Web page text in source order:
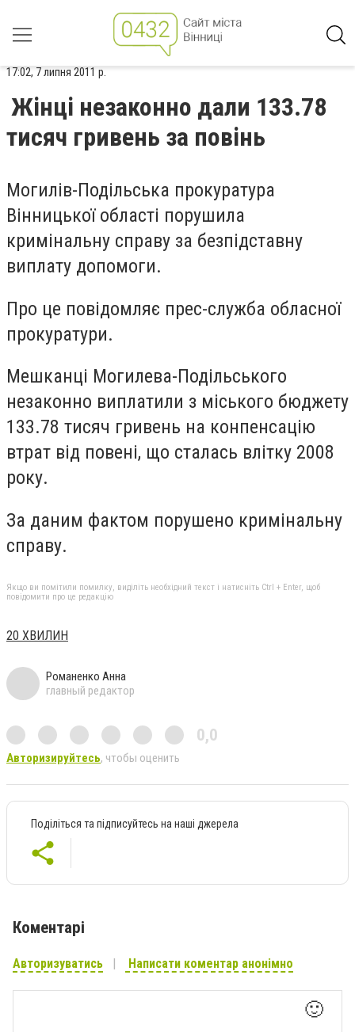
17:02, 7 липня 2011 р.
Жінці незаконно дали 133.78
тисяч гривень за повінь
Могилів-Подільська прокуратура
Вінницької області порушила
кримінальну справу за безпідставну
виплату допомоги.
Про це повідомляє прес-служба обласної
прокуратури.
Мешканці Могилева-Подільського
незаконно виплатили з міського бюджету
133.78 тисяч гривень на конпенсацію
втрат від повені, що сталась влітку 2008
року.
За даним фактом порушено кримінальну
справу.
Якщо ви помітили помилку, виділіть необхідний текст і натисніть Ctrl + Enter, щоб
повідомити про це редакцію
20 ХВИЛИН
Романенко Анна
главный редактор
0,0
Авторизируйтесь, чтобы оценить
Поділіться та підписуйтесь на наші джерела
Коментарі
Авторизуватись Написати коментар анонімно
🙂